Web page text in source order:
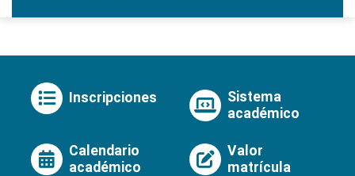
Inscripciones
Sistema
académico
Calendario
académico
Valor
matrícula